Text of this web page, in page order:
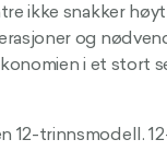
ikke snakker
og
i et stort
12-trinnsmodell.